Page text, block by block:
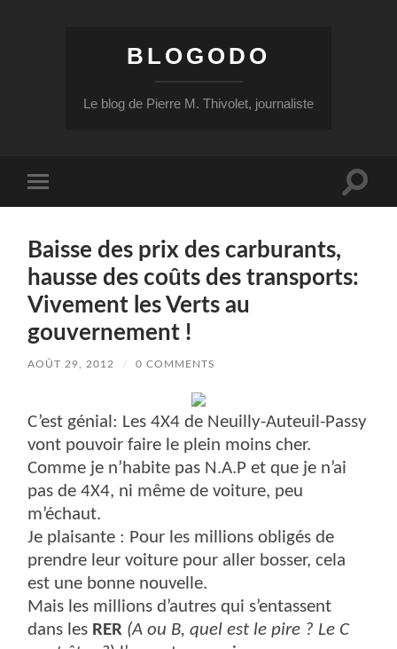
BLOGODO
Le blog de Pierre M. Thivolet, journaliste
mobile
Toggle
Baisse des prix des carburants,
hausse des coûts des transports:
Vivement les Verts au
gouvernement !
AOÛT 29, 2012 / 0 COMMENTS
C’est génial: Les 4X4 de Neuilly-Auteuil-Passy
vont pouvoir faire le plein moins cher.
Comme je n’habite pas N.A.P et que je n’ai
pas de 4X4, ni même de voiture, peu
m’échaut.
Je plaisante : Pour les millions obligés de
prendre leur voiture pour aller bosser, cela
est une bonne nouvelle.
Mais les millions d’autres qui s’entassent
dans les RER (A ou B, quel est le pire ? Le C